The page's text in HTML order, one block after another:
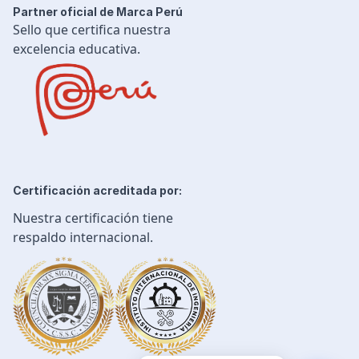
Partner oficial de Marca Perú
Sello que certifica nuestra
excelencia educativa.
Certificación acreditada por:
Nuestra certificación tiene
respaldo internacional.